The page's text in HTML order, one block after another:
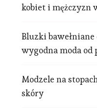
kobiet i mężczyzn
Bluzki
wygodna moda od
Modzele na
skóry